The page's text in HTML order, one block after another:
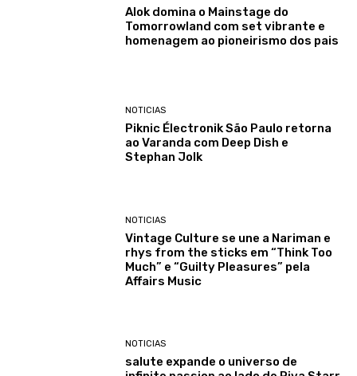
Alok domina o Mainstage do
Tomorrowland com set vibrante e
homenagem ao pioneirismo dos pais
NOTICIAS
Piknic Électronik São Paulo retorna
ao Varanda com Deep Dish e
Stephan Jolk
NOTICIAS
Vintage Culture se une a Nariman e
rhys from the sticks em “Think Too
Much” e “Guilty Pleasures” pela
Affairs Music
NOTICIAS
salute expande o universo de